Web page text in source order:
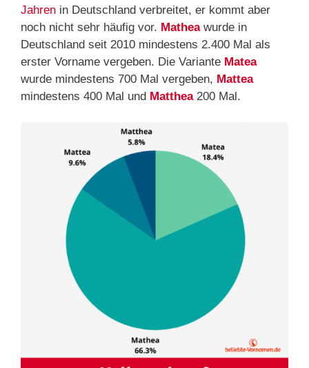
Jahren in Deutschland verbreitet, er kommt aber
noch nicht sehr häufig vor. Matheawurde in
Deutschland seit 2010 mindestens 2.400 Mal als
erster Vorname vergeben. Die Variante Matea
wurde mindestens 700 Mal vergeben, Mattea
mindestens 400 Mal und Matthea200 Mal.